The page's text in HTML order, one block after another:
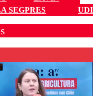
SEGPRES
UDI
son moderados para
diálogo respetuoso.